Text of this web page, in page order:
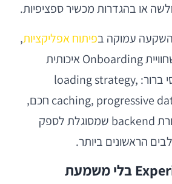
או בהגדרות מכשיר ספציפיות.
עמוקה בפיתוח אפליקציות,
מבינים בדרך כלל שחוויית Onboarding איכותית
דורשת תעדוף הנדסי ברור: loading strategy,
caching, progressive data fetch, prefetch חכם,
feature flags, ותצורת backend שמסוגלת לספק
הראשונים ביותר.
Experimentation בלי משמעת